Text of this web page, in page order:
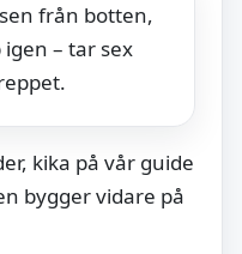
från botten,
– tar sex
kika på vår guide
bygger vidare på